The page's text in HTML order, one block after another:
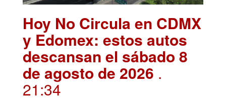
Hoy No Circula en CDMX
y Edomex: estos autos
descansan el sábado 8
de agosto de 2026 .
21:34